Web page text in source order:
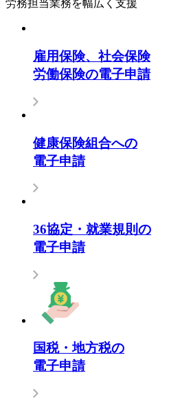
労務担当業務を幅広く支援
雇用保険、社会保険
労働保険の電子申請
健康保険組合への
電子申請
36協定・就業規則の
電子申請
国税・地方税の
電子申請